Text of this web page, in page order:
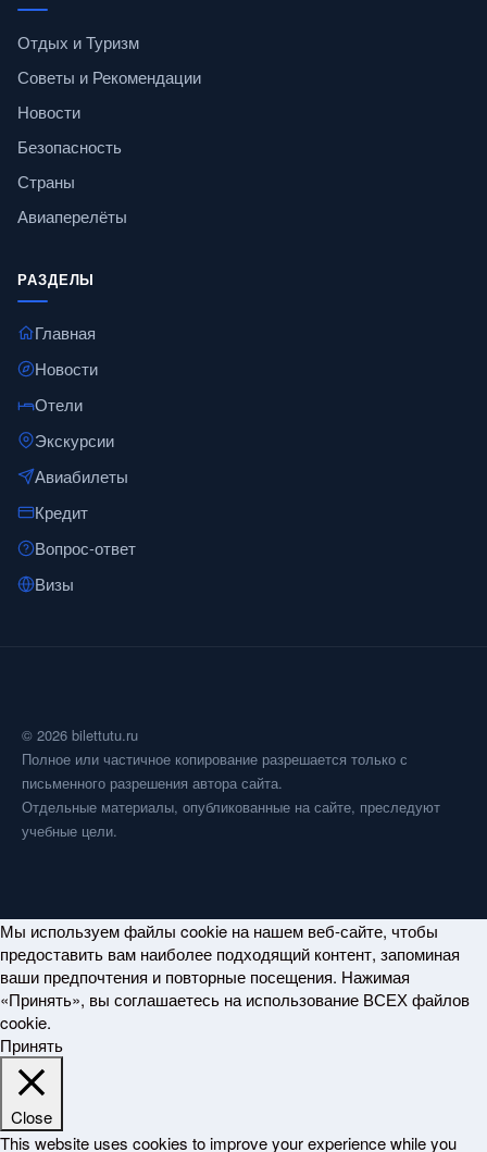
Отдых и Туризм
Советы и Рекомендации
Новости
Безопасность
Страны
Авиаперелёты
РАЗДЕЛЫ
Главная
Новости
Отели
Экскурсии
Авиабилеты
Кредит
Вопрос-ответ
Визы
© 2026 bilettutu.ru
Полное или частичное копирование разрешается только с
письменного разрешения автора сайта.
Отдельные материалы, опубликованные на сайте, преследуют
учебные цели.
Мы используем файлы cookie на нашем веб-сайте, чтобы
предоставить вам наиболее подходящий контент, запоминая
ваши предпочтения и повторные посещения. Нажимая
«Принять», вы соглашаетесь на использование ВСЕХ файлов
cookie.
Принять
Close
This website uses cookies to improve your experience while you